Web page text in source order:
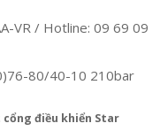
VR / Hotline: 09 69 09
80/40-10 210bar
điều khiển Star